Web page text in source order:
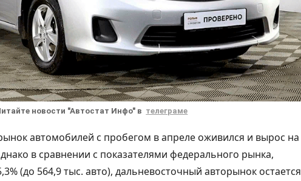
новости "Автостат Инфо" в телеграме
автомобилей с пробегом в апреле оживился и вырос на
в сравнении с показателями федерального рынка,
(до 564,9 тыс. авто), дальневосточный авторынок остается